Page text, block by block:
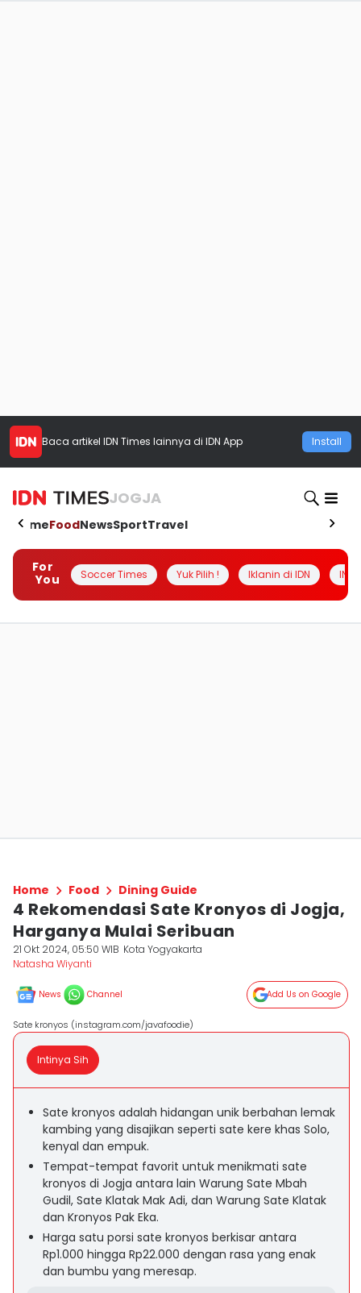
Baca artikel IDN Times lainnya di IDN App Install
JOGJA
HomeFoodNewsSportTravel
For
You
Soccer Times Yuk Pilih ! Iklanin di IDN
Home Food Dining Guide
4 Rekomendasi Sate Kronyos di Jogja,
Harganya Mulai Seribuan
21 Okt 2024, 05:50 WIB Kota Yogyakarta
Natasha Wiyanti
News Channel Add Us on Google
Sate kronyos (instagram.com/javafoodie)
Intinya Sih
Sate kronyos adalah hidangan unik berbahan lemak
kambing yang disajikan seperti sate kere khas Solo,
kenyal dan empuk.
Tempat-tempat favorit untuk menikmati sate
kronyos di Jogja antara lain Warung Sate Mbah
Gudil, Sate Klatak Mak Adi, dan Warung Sate Klatak
dan Kronyos Pak Eka.
Harga satu porsi sate kronyos berkisar antara
Rp1.000 hingga Rp22.000 dengan rasa yang enak
dan bumbu yang meresap.